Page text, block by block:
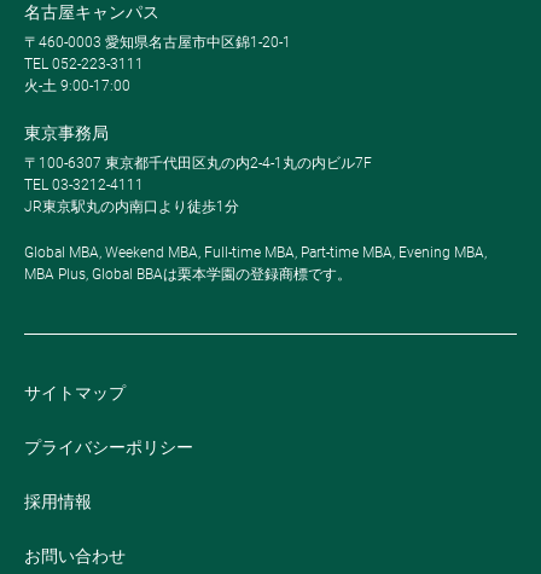
名古屋キャンパス
〒460-0003 愛知県名古屋市中区錦1-20-1
TEL 052-223-3111
火-土 9:00-17:00
東京事務局
〒100-6307 東京都千代田区丸の内2-4-1丸の内ビル7F
TEL 03-3212-4111
JR東京駅丸の内南口より徒歩1分
Global MBA, Weekend MBA, Full-time MBA, Part-time MBA, Evening MBA,
MBA Plus, Global BBAは栗本学園の登録商標です。
サイトマップ
プライバシーポリシー
採用情報
お問い合わせ